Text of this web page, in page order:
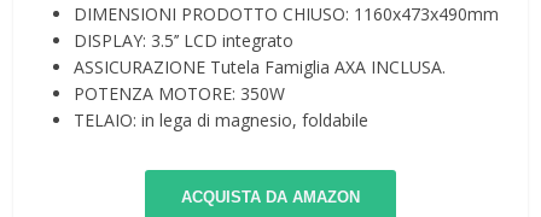
DIMENSIONI PRODOTTO CHIUSO: 1160x473x490mm
DISPLAY: 3.5’’ LCD integrato
ASSICURAZIONE Tutela Famiglia AXA INCLUSA.
POTENZA MOTORE: 350W
TELAIO: in lega di magnesio, foldabile
ACQUISTA DA AMAZON